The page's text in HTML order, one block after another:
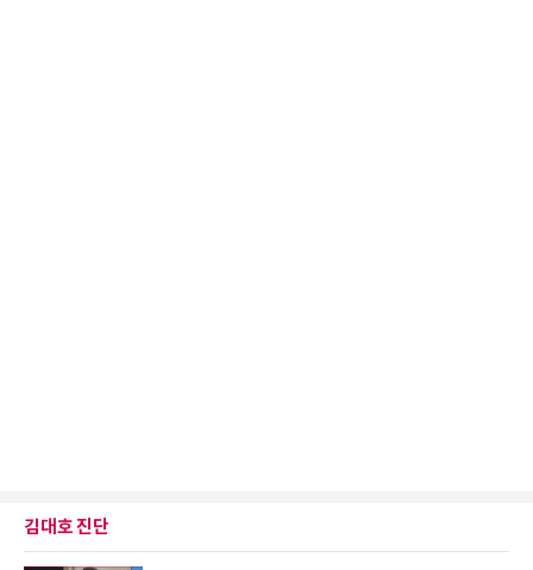
김대호 진단